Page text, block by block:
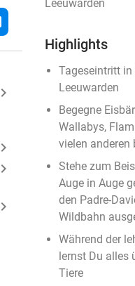
keyboard_arrow_right
keyboard_arrow_right
keyboard_arrow_right
keyboard_arrow_right
Leeuwarden
Highlights
Tageseintritt
Leeuwarden
Begegne
Wallabys,
vielen anderen
Stehe zum
Auge in Auge
den Padre-
Wildbahn
Während der
lernst Du alles
Tiere